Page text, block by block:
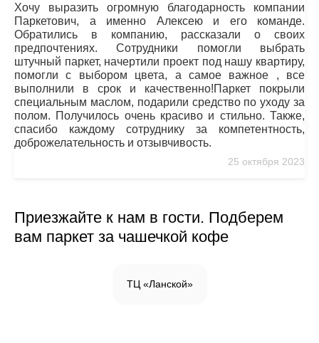
Хочу выразить огромную благодарность компании
Паркетович, а именно Алексею и его команде.
Обратились в компанию, рассказали о своих
предпочтениях. Сотрудники помогли выбрать
штучный паркет, начертили проект под нашу квартиру,
помогли с выбором цвета, а самое важное , все
выполнили в срок и качественно!Паркет покрыли
специальным маслом, подарили средство по уходу за
полом. Получилось очень красиво и стильно. Также,
спасибо каждому сотруднику за компетентность,
доброжелательность и отзывчивость.
25 октября 2023
Приезжайте к нам в гости. Подберем
вам паркет за чашечкой кофе
ТЦ «Ланской»